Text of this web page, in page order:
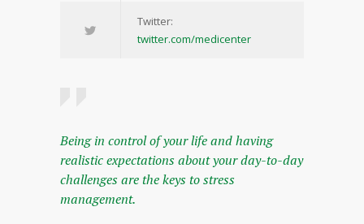
Twitter:
twitter.com/medicenter
Being in control of your life and having
realistic expectations about your day-to-day
challenges are the keys to stress
management.